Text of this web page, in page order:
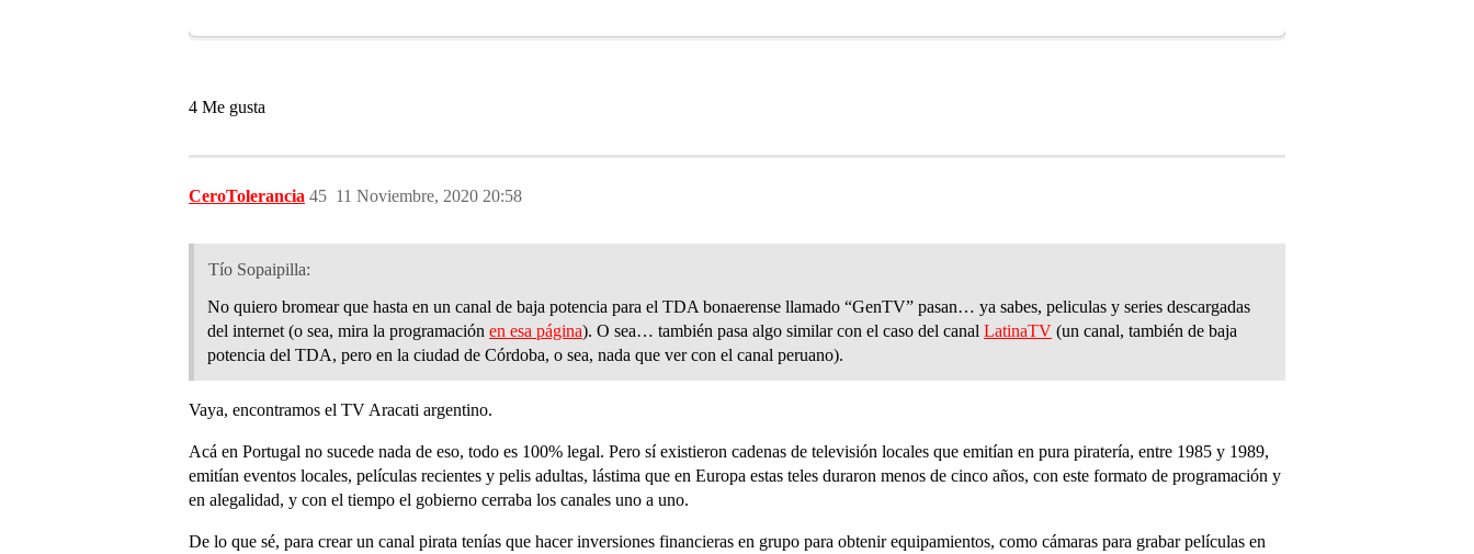
4 Me gusta
CeroTolerancia 11 Noviembre, 2020 20:58
45
Tío Sopaipilla:
No quiero bromear que hasta en un canal de baja potencia para el TDA bonaerense llamado “GenTV” pasan… ya sabes, peliculas y series descargadas
del internet (o sea, mira la programación en esa página). O sea… también pasa algo similar con el caso del canal LatinaTV (un canal, también de baja
potencia del TDA, pero en la ciudad de Córdoba, o sea, nada que ver con el canal peruano).
Vaya, encontramos el TV Aracati argentino.
Acá en Portugal no sucede nada de eso, todo es 100% legal. Pero sí existieron cadenas de televisión locales que emitían en pura piratería, entre 1985 y 1989,
emitían eventos locales, películas recientes y pelis adultas, lástima que en Europa estas teles duraron menos de cinco años, con este formato de programación y
en alegalidad, y con el tiempo el gobierno cerraba los canales uno a uno.
De lo que sé, para crear un canal pirata tenías que hacer inversiones financieras en grupo para obtenir equipamientos, como cámaras para grabar películas en